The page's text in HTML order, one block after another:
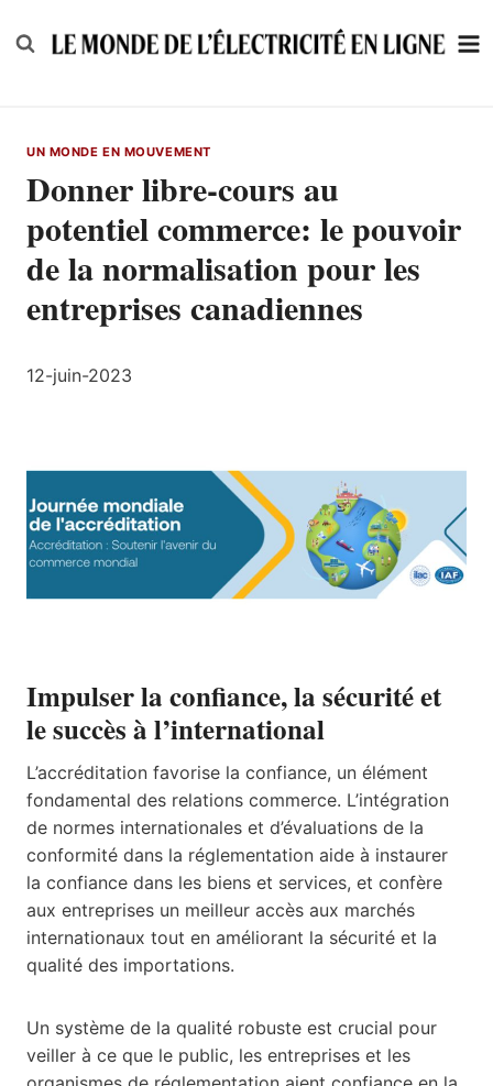
to
UN MONDE EN MOUVEMENT
Donner libre-cours au
potentiel commerce: le pouvoir
de la normalisation pour les
entreprises canadiennes
12-juin-2023
Impulser la confiance, la sécurité et
le succès à l’international
L’accréditation favorise la confiance, un élément
fondamental des relations commerce. L’intégration
de normes internationales et d’évaluations de la
conformité dans la réglementation aide à instaurer
la confiance dans les biens et services, et confère
aux entreprises un meilleur accès aux marchés
internationaux tout en améliorant la sécurité et la
qualité des importations.
Un système de la qualité robuste est crucial pour
veiller à ce que le public, les entreprises et les